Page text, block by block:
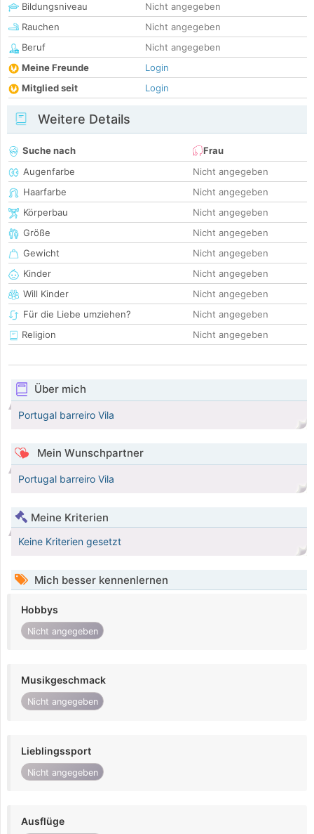
Bildungsniveau
Nicht angegeben
Rauchen
Nicht angegeben
Beruf
Nicht angegeben
Meine Freunde
Login
Mitglied seit
Login
Weitere Details
Suche nach
Frau
Augenfarbe
Nicht angegeben
Haarfarbe
Nicht angegeben
Körperbau
Nicht angegeben
Größe
Nicht angegeben
Gewicht
Nicht angegeben
Kinder
Nicht angegeben
Will Kinder
Nicht angegeben
Für die Liebe umziehen?
Nicht angegeben
Religion
Nicht angegeben
Über mich
Portugal barreiro Vila
Mein Wunschpartner
Portugal barreiro Vila
Meine Kriterien
Keine Kriterien gesetzt
Mich besser kennenlernen
Hobbys
Nicht angegeben
Musikgeschmack
Nicht angegeben
Lieblingssport
Nicht angegeben
Ausflüge